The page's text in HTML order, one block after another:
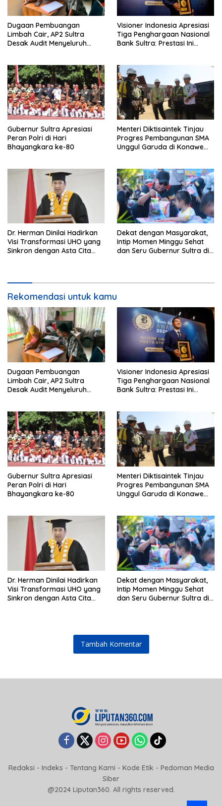
Dugaan Pembuangan
Limbah Cair, AP2 Sultra
Desak Audit Menyeluruh
Hukum
Visioner Indonesia Apresiasi
Tiga Penghargaan Nasional
Bank Sultra: Prestasi Ini
Andri Permana
Gubernur Sultra Apresiasi
Peran Polri di Hari
Bhayangkara ke-80
Menteri Diktisaintek Tinjau
Progres Pembangunan SMA
Unggul Garuda di Konawe
Dr. Herman Dinilai Hadirkan
Visi Transformasi UHO yang
Sinkron dengan Asta Cita
Dekat dengan Masyarakat,
Intip Momen Minggu Sehat
dan Seru Gubernur Sultra di
Rekomendasi untuk kamu
Dugaan Pembuangan
Limbah Cair, AP2 Sultra
Desak Audit Menyeluruh
Hukum
Visioner Indonesia Apresiasi
Tiga Penghargaan Nasional
Bank Sultra: Prestasi Ini
Andri Permana
Gubernur Sultra Apresiasi
Peran Polri di Hari
Bhayangkara ke-80
Menteri Diktisaintek Tinjau
Progres Pembangunan SMA
Unggul Garuda di Konawe
Dr. Herman Dinilai Hadirkan
Visi Transformasi UHO yang
Sinkron dengan Asta Cita
Dekat dengan Masyarakat,
Intip Momen Minggu Sehat
dan Seru Gubernur Sultra di
Tambah Komentar
Redaksi - Indeks - Tentang Kami - Kode Etik - Pedoman Media
Siber
@2024 Liputan360. All rights reserved.